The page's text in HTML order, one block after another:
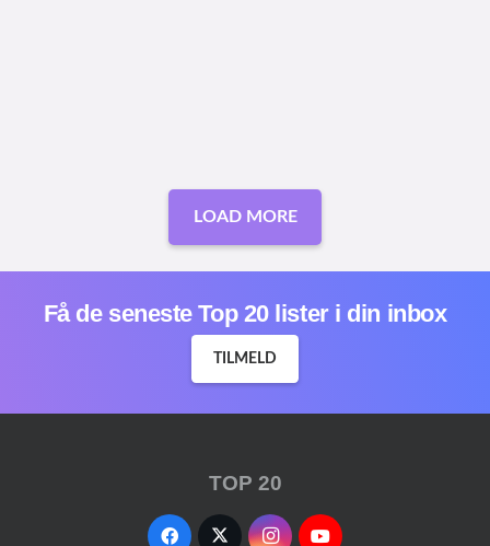
LOAD MORE
Få de seneste Top 20 lister i din inbox
TILMELD
TOP 20